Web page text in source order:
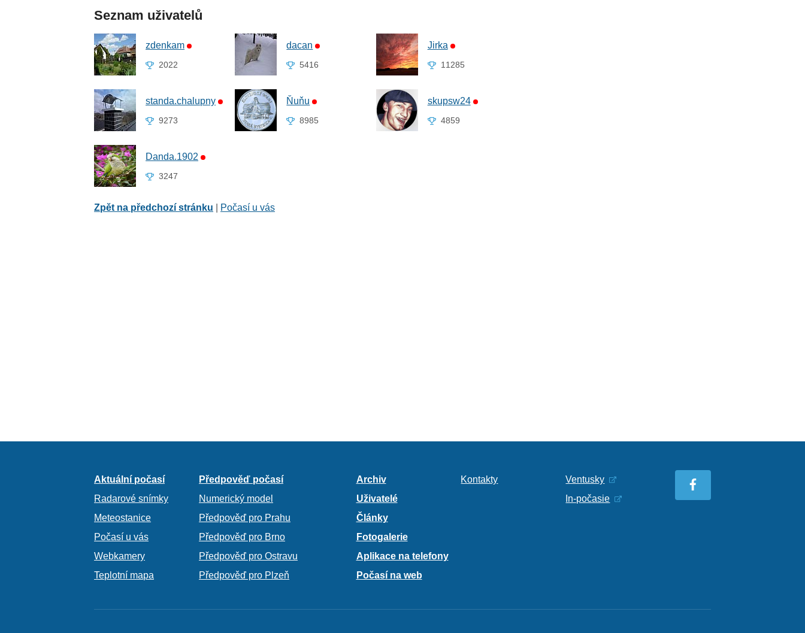
Seznam uživatelů
zdenkam
2022
dacan
5416
Jirka
11285
standa.chalupny
9273
Ňuňu
8985
skupsw24
4859
Danda.1902
3247
Zpět na předchozí stránku Počasí u vás
Aktuální počasí
Radarové snímky
Meteostanice
Počasí u vás
Webkamery
Teplotní mapa
Předpověď počasí
Numerický model
Předpověď pro Prahu
Předpověď pro Brno
Předpověď pro Ostravu
Předpověď pro Plzeň
Archiv
Uživatelé
Články
Fotogalerie
Aplikace na telefony
Počasí na web
Kontakty
Ventusky
In-počasie